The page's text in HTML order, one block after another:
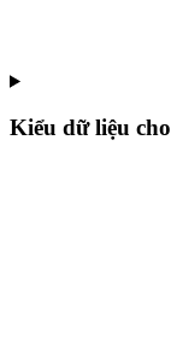
Kiểu dữ liệu